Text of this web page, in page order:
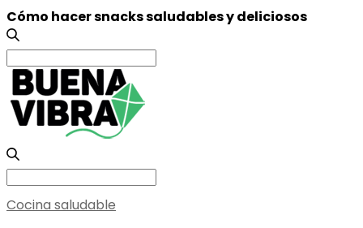
Cómo hacer snacks saludables y deliciosos
Search
for:
Search
Cocina saludable